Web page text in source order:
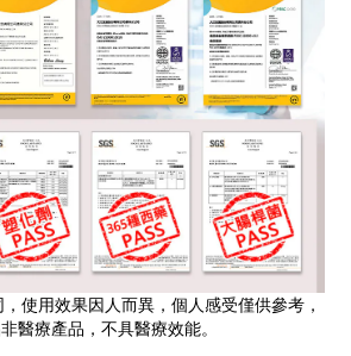
使用效果因人而異，個人感受僅供參考，
醫療產品，不具醫療效能。